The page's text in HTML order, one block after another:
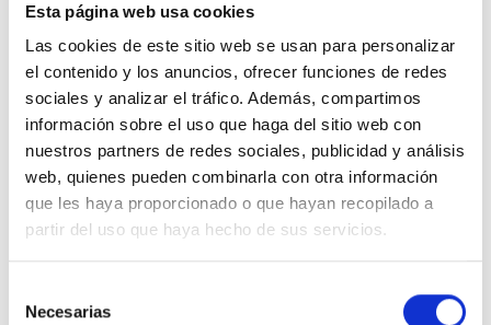
Esta página web usa cookies
Las cookies de este sitio web se usan para personalizar
el contenido y los anuncios, ofrecer funciones de redes
sociales y analizar el tráfico. Además, compartimos
información sobre el uso que haga del sitio web con
nuestros partners de redes sociales, publicidad y análisis
web, quienes pueden combinarla con otra información
que les haya proporcionado o que hayan recopilado a
partir del uso que haya hecho de sus servicios.
Necesarias